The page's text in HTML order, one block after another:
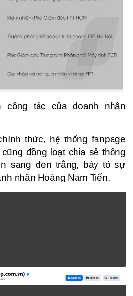
công tác của doanh nhân
thức, hệ thống fanpage
đồng loạt chia sẻ thông
sang đen trắng, bày tỏ sự
nhân Hoàng Nam Tiến.